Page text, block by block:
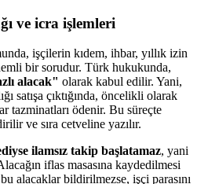
ve icra işlemleri
işçilerin kıdem, ihbar, yıllık izin
bir sorudur. Türk hukukunda,
alacak" olarak kabul edilir. Yani,
satışa çıktığında, öncelikli olarak
tazminatları ödenir. Bu süreçte
ve sıra cetveline yazılır.
ilamsız takip başlatamaz, yani
iflas masasına kaydedilmesi
alacaklar bildirilmezse, işçi parasını